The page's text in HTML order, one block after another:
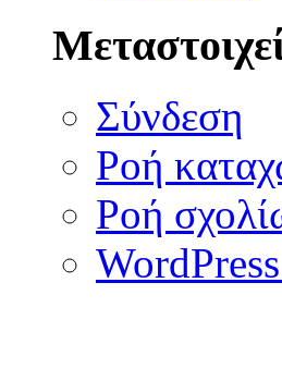
Σύνδεση
Ροή
Ροή